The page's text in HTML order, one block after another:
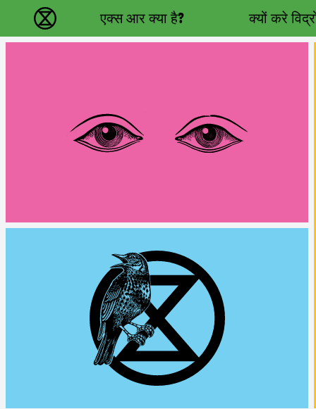
विलुप्ति विद्रोह - Home
एक्स आर क्या है? क्यों करे